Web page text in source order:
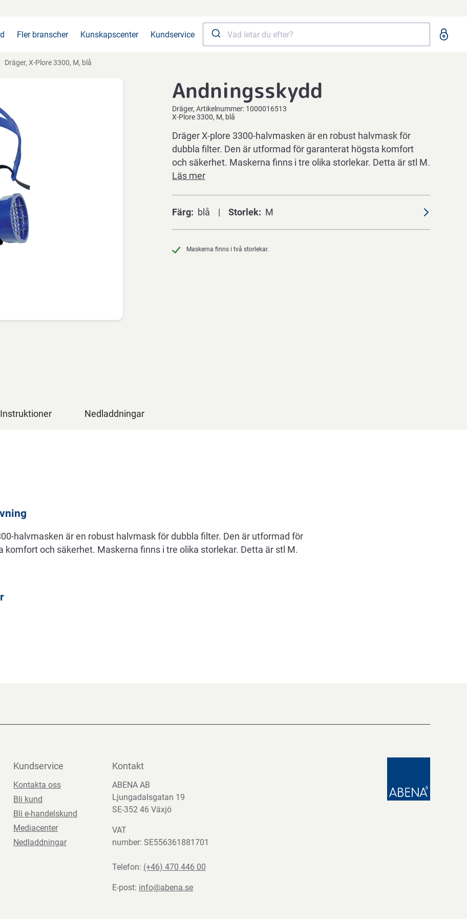
Fler branscher Kunskapscenter Kundservice
Dräger, X-Plore 3300, M, blå
Andningsskydd
Dräger Artikelnummer: 1000016513
X-Plore 3300, M, blå
Dräger X-plore 3300-halvmasken är en robust halvmask för
dubbla filter. Den är utformad för garanterat högsta komfort
och säkerhet. Maskerna finns i tre olika storlekar. Detta är stl M.
Läs mer
Färg blå Storlek M
Maskerna finns i två storlekar.
Instruktioner Nedladdningar
halvmasken är en robust halvmask för dubbla filter. Den är utformad för
komfort och säkerhet. Maskerna finns i tre olika storlekar. Detta är stl M.
Kundservice
Kontakta oss
Bli kund
Bli e-handelskund
Mediacenter
Nedladdningar
Kontakt
ABENA AB
Ljungadalsgatan 19
SE-352 46 Växjö
VAT
number: SE556361881701
Telefon: (+46) 470 446 00
E-post: info@abena.se